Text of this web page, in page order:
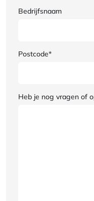
Bedrijfsnaam
Postcode*
Heb je nog vragen of